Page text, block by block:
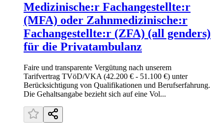
Medizinische:r Fachangestellte:r
(MFA) oder Zahnmedizinische:r
Fachangestellte:r (ZFA) (all genders)
für die Privatambulanz
Faire und transparente Vergütung nach unserem
Tarifvertrag TVöD/VKA (42.200 € - 51.100 €) unter
Berücksichtigung von Qualifikationen und Berufs­erfahrung.
Die Gehaltsangabe bezieht sich auf eine Vol...